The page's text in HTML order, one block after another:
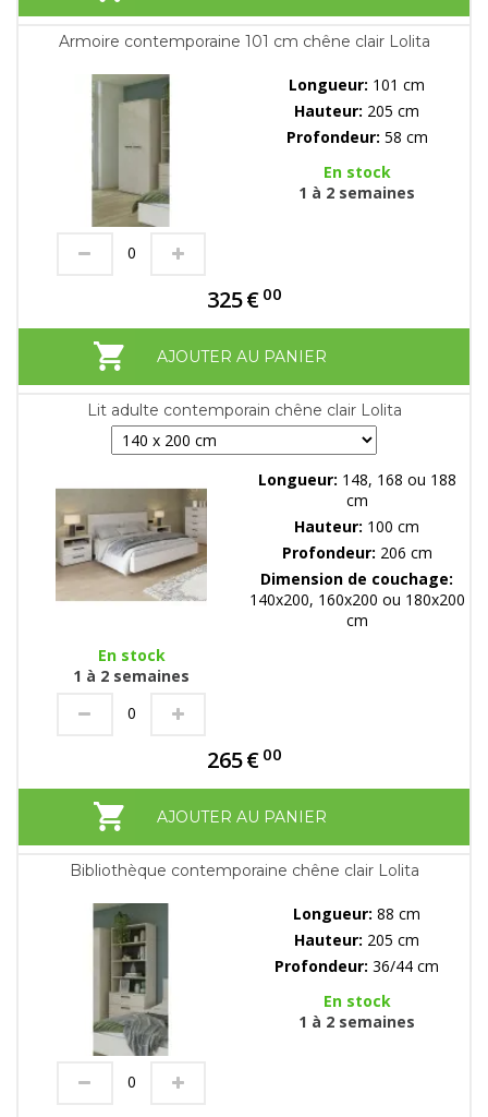
Armoire contemporaine 101 cm chêne clair Lolita
Longueur: 101 cm
Hauteur: 205 cm
Profondeur: 58 cm
En stock
1 à 2 semaines
325€ 00
AJOUTER AU PANIER
Lit adulte contemporain chêne clair Lolita
Longueur: 148, 168 ou 188
cm
Hauteur: 100 cm
Profondeur: 206 cm
Dimension de couchage:
140x200, 160x200 ou 180x200
cm
En stock
1 à 2 semaines
265€ 00
AJOUTER AU PANIER
Bibliothèque contemporaine chêne clair Lolita
Longueur: 88 cm
Hauteur: 205 cm
Profondeur: 36/44 cm
En stock
1 à 2 semaines